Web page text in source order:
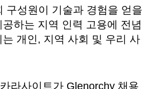
구성원이 기술과 경험을 얻을
하는 지역 인력 고용에 전념
개인, 지역 사회 및 우리 사
라사이트가 Glenorchy 채용